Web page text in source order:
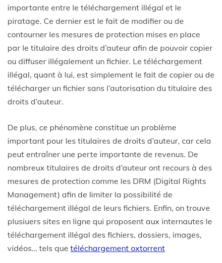
importante entre le téléchargement illégal et le
piratage. Ce dernier est le fait de modifier ou de
contourner les mesures de protection mises en place
par le titulaire des droits d’auteur afin de pouvoir copier
ou diffuser illégalement un fichier. Le téléchargement
illégal, quant à lui, est simplement le fait de copier ou de
télécharger un fichier sans l’autorisation du titulaire des
droits d’auteur.
De plus, ce phénomène constitue un problème
important pour les titulaires de droits d’auteur, car cela
peut entraîner une perte importante de revenus. De
nombreux titulaires de droits d’auteur ont recours à des
mesures de protection comme les DRM (Digital Rights
Management) afin de limiter la possibilité de
téléchargement illégal de leurs fichiers. Enfin, on trouve
plusiuers sites en ligne qui proposent aux internautes le
téléchargement illégal des fichiers, dossiers, images,
vidéos… tels que téléchargement oxtorrent